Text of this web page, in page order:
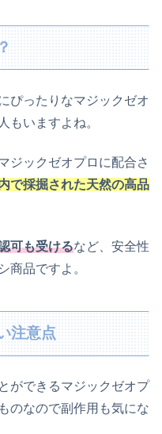
ぴったりなマジックゼオ
もいますよね。
ジックゼオプロに配合さ
で採掘された天然の高品
可も受けるなど、安全性
商品ですよ。
注意点
ができるマジックゼオプ
のなので副作用も気にな